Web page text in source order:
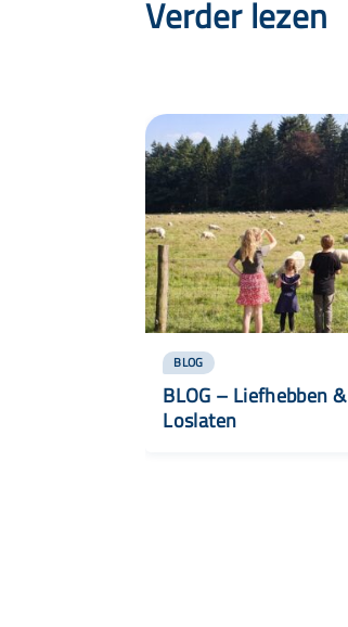
Verder lezen
BLOG
BLOG – Liefhebben &
Loslaten